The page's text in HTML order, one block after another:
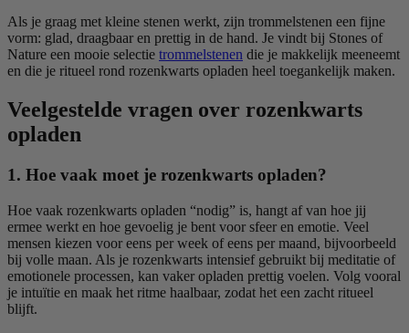
Als je graag met kleine stenen werkt, zijn trommelstenen een fijne
vorm: glad, draagbaar en prettig in de hand. Je vindt bij Stones of
Nature een mooie selectie trommelstenen die je makkelijk meeneemt
en die je ritueel rond rozenkwarts opladen heel toegankelijk maken.
Veelgestelde vragen over rozenkwarts
opladen
1. Hoe vaak moet je rozenkwarts opladen?
Hoe vaak rozenkwarts opladen “nodig” is, hangt af van hoe jij
ermee werkt en hoe gevoelig je bent voor sfeer en emotie. Veel
mensen kiezen voor eens per week of eens per maand, bijvoorbeeld
bij volle maan. Als je rozenkwarts intensief gebruikt bij meditatie of
emotionele processen, kan vaker opladen prettig voelen. Volg vooral
je intuïtie en maak het ritme haalbaar, zodat het een zacht ritueel
blijft.